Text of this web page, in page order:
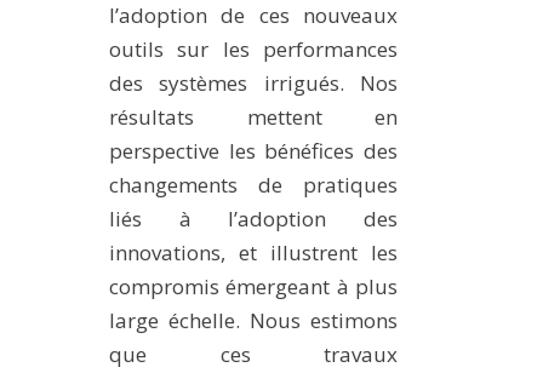
l’adoption de ces nouveaux
outils sur les performances
des systèmes irrigués. Nos
résultats mettent en
perspective les bénéfices des
changements de pratiques
liés à l’adoption des
innovations, et illustrent les
compromis émergeant à plus
large échelle. Nous estimons
que ces travaux